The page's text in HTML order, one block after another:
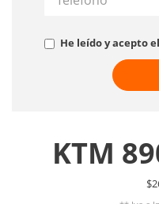
He leído y acepto el
KTM